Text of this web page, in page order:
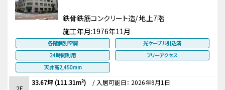
鉄骨鉄筋コンクリート造/ 地上7階
施工年月:1976年11月
各階個別空調
光ケーブル引込済
24時間利用
フリーアクセス
天井高2,450mm
2F
33.67坪 (111.31m²) / 入居可能日： 2026年9月1日